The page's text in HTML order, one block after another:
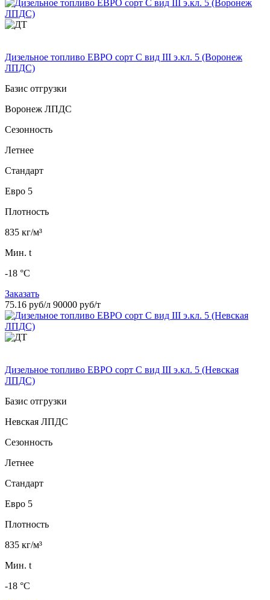
Дизельное топливо ЕВРО сорт C вид III э.кл. 5 (Воронеж
ЛПДС)
Базис отгрузки
Воронеж ЛПДС
Сезонность
Летнее
Стандарт
Евро 5
Плотность
835 кг/м³
Мин. t
-18 °C
Заказать
75.16 руб/л 90000 руб/т
Дизельное топливо ЕВРО сорт C вид III э.кл. 5 (Невская
ЛПДС)
Базис отгрузки
Невская ЛПДС
Сезонность
Летнее
Стандарт
Евро 5
Плотность
835 кг/м³
Мин. t
-18 °C